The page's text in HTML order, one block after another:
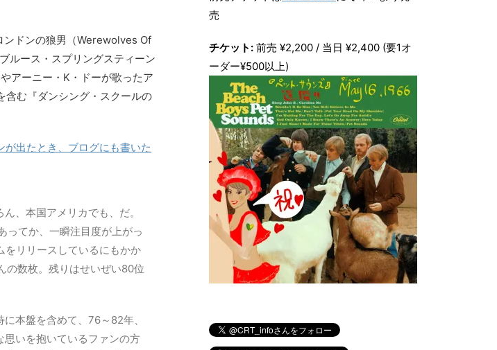
ンドンの狼男（Werewolves Of
ルース・スプリングスティーン
アーニー・K・ドーが歌ったア
む『ダンシング・スクールの
が出たとき、ブログにも書いた
、本国アメリカでも、だ。
ってか、一瞬注目度が上がっ
をリリースしているにもかか
の数枚。残りはせいぜい80位
本盤を含めて、76～82年、
いを抱いているファンの方
売
チケット: 前売 ¥2,200 / 当日 ¥2,400 (要1オ
ーダー¥500以上)